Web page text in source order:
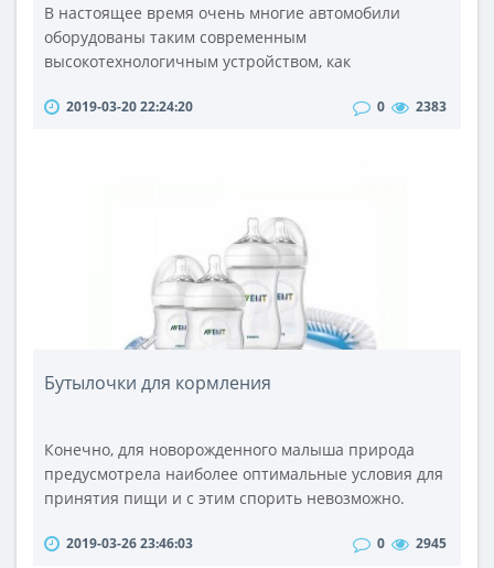
В настоящее время очень многие автомобили
оборудованы таким современным
высокотехнологичным устройством, как
компьютеры для авто, по сути, представляют собой
2019-03-20 22:24:20 0 2383
Бутылочки для кормления
Конечно, для новорожденного малыша природа
предусмотрела наиболее оптимальные условия для
принятия пищи и с этим спорить невозможно.
уже с первых дней жизни ребенку могут
2019-03-26 23:46:03 0 2945